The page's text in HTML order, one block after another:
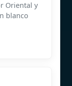
Oriental y
blanco